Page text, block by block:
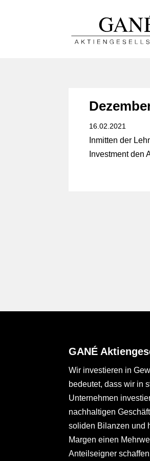
16.02.2021
Inmitten der
Investment den
GANÉ
Wir investieren in
bedeutet, dass wir in
Unternehmen
nachhaltigen
soliden Bilanzen und
Margen einen
Anteilseigner